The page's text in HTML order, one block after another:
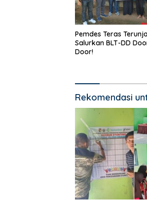
Pemdes Teras
Salurkan BLT-DD
Door!
Rekomendasi